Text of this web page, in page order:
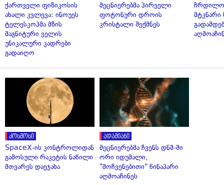
ქართველი ფიზიკოსის
ახალი კვლევა: ინოუეს
ტელესკოპმა მზის
მაგნიტური ველის
უნიკალური კადრები
გადაიღო
მეცნიერებმა პირველი
ფოტონური დროის
კრისტალი შექმნეს
მტკნარი
კოსმოსი
SpaceX-ის კონტროლიდან
გამოსული რაკეტის ნაწილი
მთვარეს დაეჯახა
ადამიანი
მეცნიერებმა ჩვენს დნმ-ში
ორი იდუმალი,
"მოჩვენებითი" წინაპარი
აღმოაჩინეს